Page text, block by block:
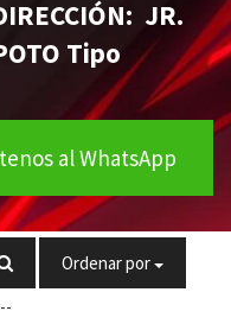
JR.
Tipo
al WhatsApp
Ordenar por